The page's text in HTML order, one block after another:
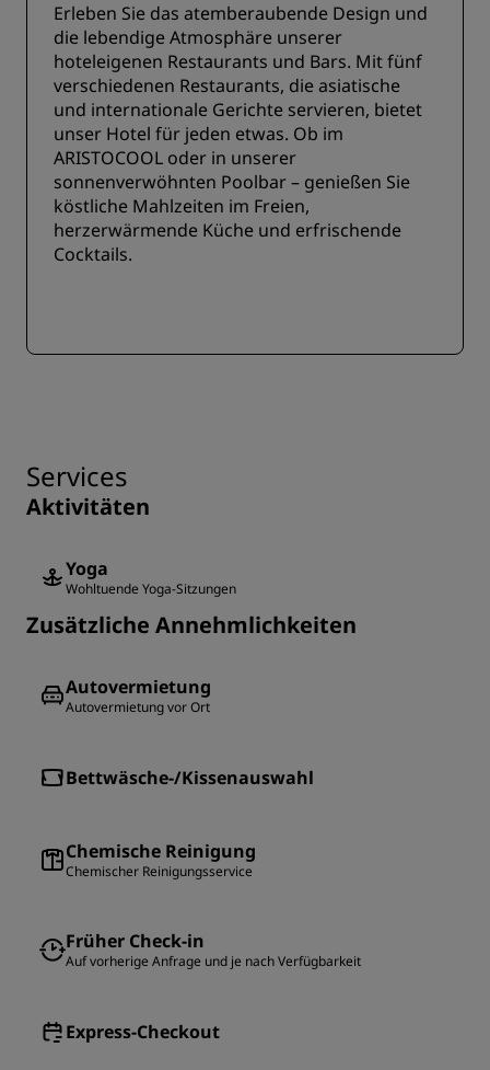
Erleben Sie das atemberaubende Design und
die lebendige Atmosphäre unserer
hoteleigenen Restaurants und Bars. Mit fünf
verschiedenen Restaurants, die asiatische
und internationale Gerichte servieren, bietet
unser Hotel für jeden etwas. Ob im
ARISTOCOOL oder in unserer
sonnenverwöhnten Poolbar – genießen Sie
köstliche Mahlzeiten im Freien,
herzerwärmende Küche und erfrischende
Cocktails.
Services
Aktivitäten
Yoga
Wohltuende Yoga-Sitzungen
Zusätzliche Annehmlichkeiten
Autovermietung
Autovermietung vor Ort
Bettwäsche-/Kissenauswahl
Chemische Reinigung
Chemischer Reinigungsservice
Früher Check-in
Auf vorherige Anfrage und je nach Verfügbarkeit
Express-Checkout